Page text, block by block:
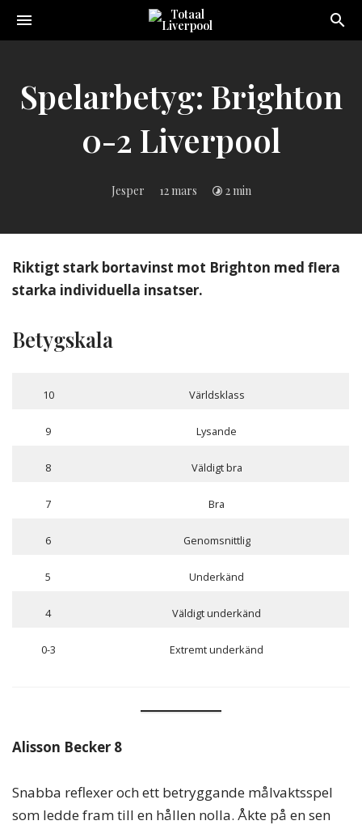
Sveriges
online
magazine!
Spelarbetyg: Brighton
0-2 Liverpool
Jesper 12 mars 2 min
Riktigt stark bortavinst mot Brighton med flera
starka individuella insatser.
Betygskala
10 Världsklass
9 Lysande
8 Väldigt bra
7 Bra
6 Genomsnittlig
5 Underkänd
4 Väldigt underkänd
0-3 Extremt underkänd
Alisson Becker 8
Snabba reflexer och ett betryggande målvaktsspel
som ledde fram till en hållen nolla. Åkte på en sen